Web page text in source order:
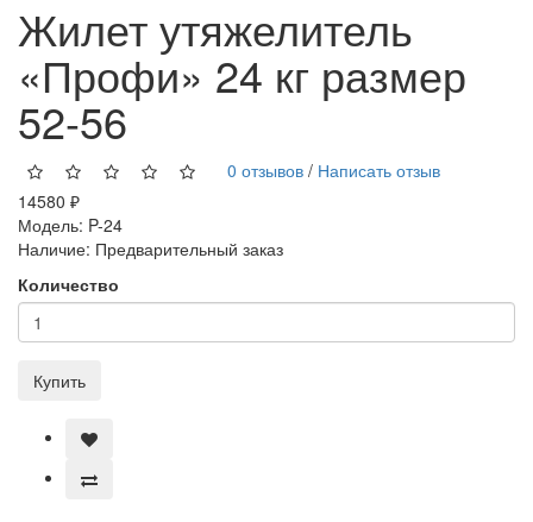
Жилет утяжелитель
«Профи» 24 кг размер
52-56
0 отзывов / Написать отзыв
14580 ₽
Модель: P-24
Наличие: Предварительный заказ
Количество
Купить